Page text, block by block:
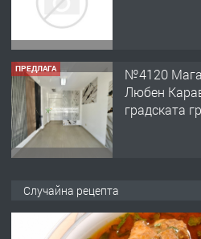
ПРЕДЛАГА
№4120
Любен
градската
КУБА
Случайна рецепта